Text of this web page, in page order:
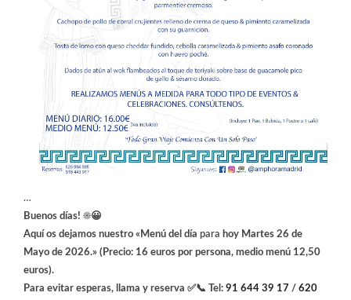
…
Buenos días! ☀️😀
Aquí os dejamos nuestro «Menú del día para hoy Martes 26 de
Mayo de 2026.» (Precio: 16 euros por persona, medio menú 12,50
euros).
Para evitar esperas, llama y reserva ✅📞 Tel: 91 644 39 17 / 620